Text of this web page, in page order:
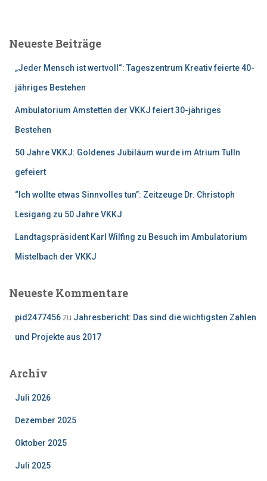
n
Neueste Beiträge
„Jeder Mensch ist wertvoll“: Tageszentrum Kreativ feierte 40-
jähriges Bestehen
Ambulatorium Amstetten der VKKJ feiert 30-jähriges
Bestehen
50 Jahre VKKJ: Goldenes Jubiläum wurde im Atrium Tulln
gefeiert
“Ich wollte etwas Sinnvolles tun”: Zeitzeuge Dr. Christoph
Lesigang zu 50 Jahre VKKJ
Landtagspräsident Karl Wilfing zu Besuch im Ambulatorium
Mistelbach der VKKJ
Neueste Kommentare
pid2477456 zu Jahresbericht: Das sind die wichtigsten Zahlen
und Projekte aus 2017
Archiv
Juli 2026
Dezember 2025
Oktober 2025
Juli 2025